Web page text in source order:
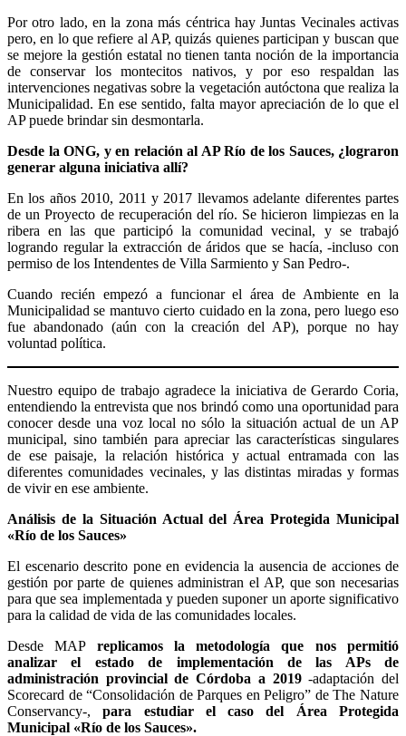
Por otro lado, en la zona más céntrica hay Juntas Vecinales activas
pero, en lo que refiere al AP, quizás quienes participan y buscan que
se mejore la gestión estatal no tienen tanta noción de la importancia
de conservar los montecitos nativos, y por eso respaldan las
intervenciones negativas sobre la vegetación autóctona que realiza la
Municipalidad. En ese sentido, falta mayor apreciación de lo que el
AP puede brindar sin desmontarla.
Desde la ONG, y en relación al AP Río de los Sauces, ¿lograron
generar alguna iniciativa allí?
En los años 2010, 2011 y 2017 llevamos adelante diferentes partes
de un Proyecto de recuperación del río. Se hicieron limpiezas en la
ribera en las que participó la comunidad vecinal, y se trabajó
logrando regular la extracción de áridos que se hacía, -incluso con
permiso de los Intendentes de Villa Sarmiento y San Pedro-.
Cuando recién empezó a funcionar el área de Ambiente en la
Municipalidad se mantuvo cierto cuidado en la zona, pero luego eso
fue abandonado (aún con la creación del AP), porque no hay
voluntad política.
Nuestro equipo de trabajo agradece la iniciativa de Gerardo Coria,
entendiendo la entrevista que nos brindó como una oportunidad para
conocer desde una voz local no sólo la situación actual de un AP
municipal, sino también para apreciar las características singulares
de ese paisaje, la relación histórica y actual entramada con las
diferentes comunidades vecinales, y las distintas miradas y formas
de vivir en ese ambiente.
Análisis de la Situación Actual del Área Protegida Municipal
«Río de los Sauces»
El escenario descrito pone en evidencia la ausencia de acciones de
gestión por parte de quienes administran el AP, que son necesarias
para que sea implementada y pueden suponer un aporte significativo
para la calidad de vida de las comunidades locales.
Desde MAP replicamos la metodología que nos permitió
analizar el estado de implementación de las APs de
administración provincial de Córdoba a 2019-adaptación del
Scorecard de “Consolidación de Parques en Peligro” de The Nature
Conservancy-,para estudiar el caso del Área Protegida
Municipal «Río de los Sauces».